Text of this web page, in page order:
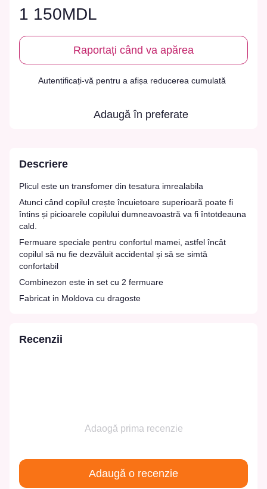
1 150MDL
Raportați când va apărea
Autentificați-vă pentru a afișa reducerea cumulată
Adaugă în preferate
Descriere
Plicul este un transfomer din tesatura imrealabila
Atunci când copilul crește încuietoare superioară poate fi
întins și picioarele copilului dumneavoastră va fi întotdeauna
cald.
Fermuare speciale pentru confortul mamei, astfel încât
copilul să nu fie dezvăluit accidental și să se simtă
confortabil
Combinezon este in set cu 2 fermuare
Fabricat in Moldova cu dragoste
Recenzii
Adaogă prima recenzie
Adaugă o recenzie